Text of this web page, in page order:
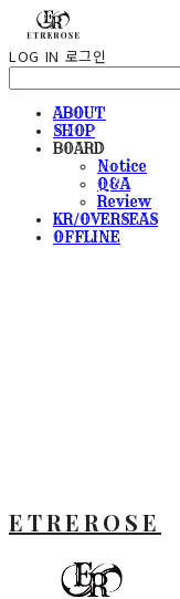
LOG IN 로그인
ABOUT
SHOP
BOARD
Notice
Q&A
Review
KR/OVERSEAS
OFFLINE
ETREROSE